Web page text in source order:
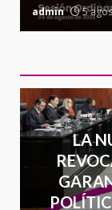
admin 5
LA